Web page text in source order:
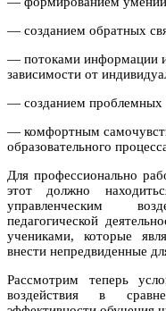
— созданием обратных
— потоками информации и
зависимости от
— созданием проблемных
— комфортным
образовательного
Для профессионально
этот должно
управленческим
педагогической
учениками, которые
внести непредвиденные
Рассмотрим теперь
воздействия в